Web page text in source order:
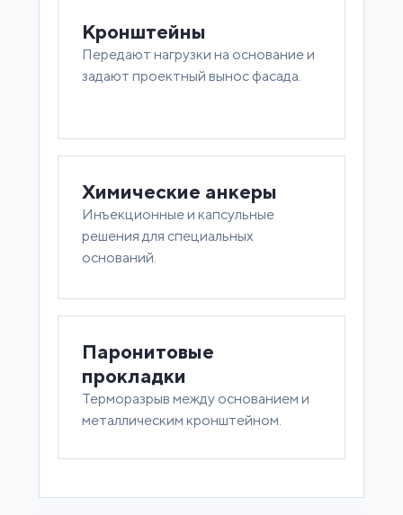
Кронштейны
Передают нагрузки на основание и
задают проектный вынос фасада.
Химические анкеры
Инъекционные и капсульные
решения для специальных
оснований.
Паронитовые
прокладки
Терморазрыв между основанием и
металлическим кронштейном.